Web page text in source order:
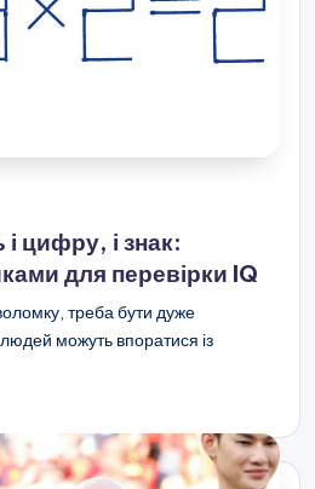
цифру, і знак:
для перевірки IQ
треба бути дуже
можуть впоратися із